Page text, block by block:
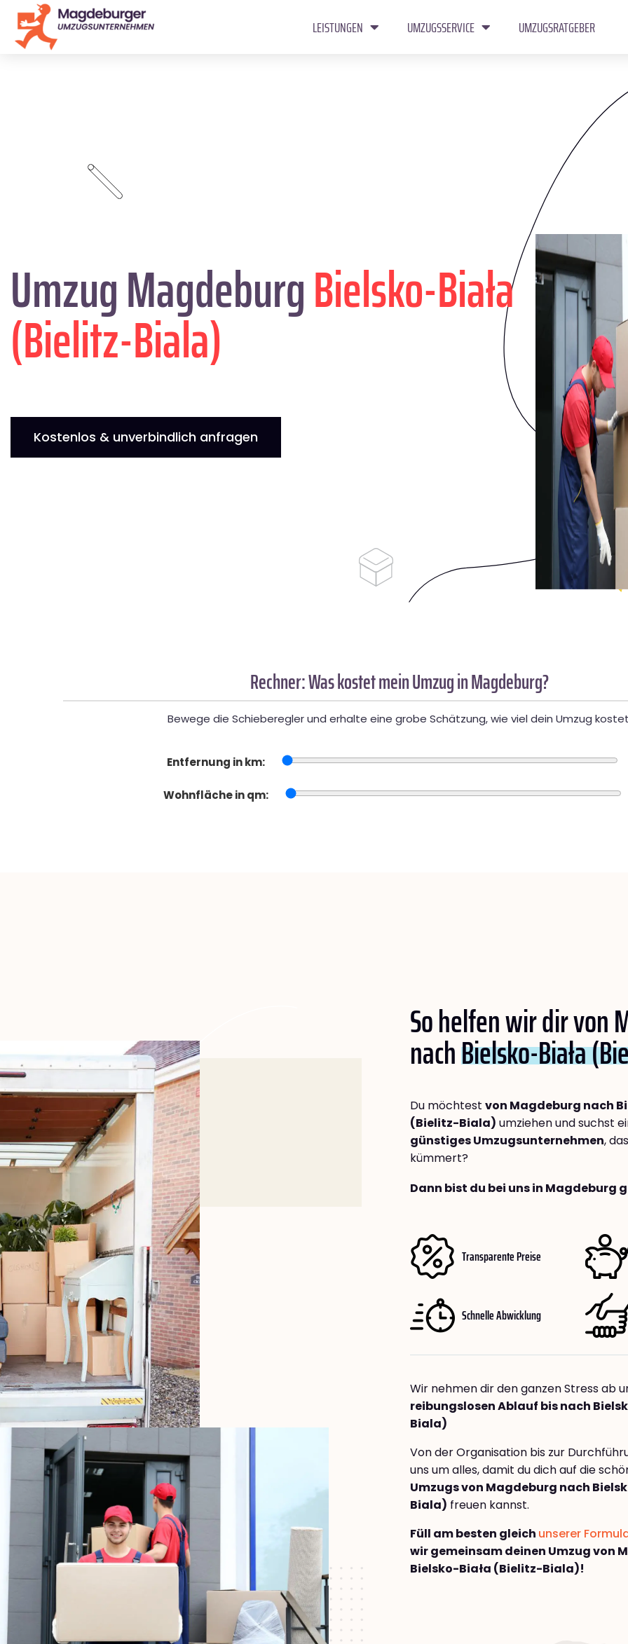
LEISTUNGEN UMZUGSSERVICE UMZUGSRATGEBER
Umzug MagdeburgBielsko-Biała
(Bielitz-Biala)
Kostenlos & unverbindlich anfragen
Rechner: Was kostet mein Umzug in Magdeburg?
Bewege die Schieberegler und erhalte eine grobe Schätzung, wie viel dein Umzug
Entfernung in km:
Wohnfläche in qm:
So helfen wir dir von
nachBielsko-Biała
Du möchtest von Magdeburg nach
(Bielitz-Biala) umziehen und suchst
günstiges Umzugsunternehmen,
kümmert?
Dann bist du bei uns in Magdeburg
Transparente Preise
Schnelle Abwicklung
Wir nehmen dir den ganzen Stress ab
reibungslosen Ablauf bis nach
Biala)
Von der Organisation bis zur
uns um alles, damit du dich auf die
Umzugs von Magdeburg nach
Biala) freuen kannst.
Füll am besten gleich unserer
wir gemeinsam deinen Umzug von
Bielsko-Biała (Bielitz-Biala)!